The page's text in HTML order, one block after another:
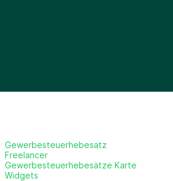
Gewerbesteuerhebesatz
Freelancer
Gewerbesteuerhebesätze Karte
Widgets